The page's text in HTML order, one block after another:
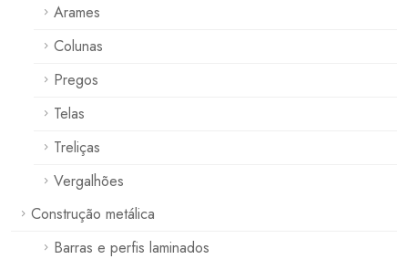
Arames
Colunas
Pregos
Telas
Treliças
Vergalhões
Construção metálica
Barras e perfis laminados